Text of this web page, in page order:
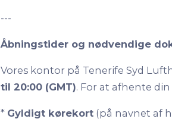
---
Åbningstider og nødvendige
Vores kontor på Tenerife Syd
til 20:00 (GMT). For at afhente
* Gyldigt kørekort (på navnet af